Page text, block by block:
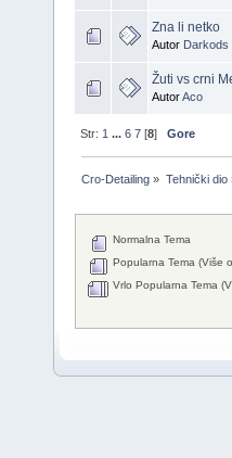
Zna li netko
Autor Darkods
Žuti vs crni
AutorAco
Str: 1 ...6 7 [8]Gore
Cro-Detailing » Tehnički dio
Normalna Tema
Popularna Tema (Više
Vrlo Popularna Tema